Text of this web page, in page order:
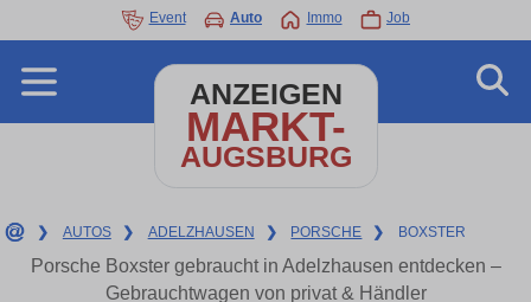
Event Auto Immo Job
ANZEIGEN
MARKT-
AUGSBURG
❯ AUTOS ❯ ADELZHAUSEN ❯ PORSCHE ❯ BOXSTER
Porsche Boxster gebraucht in Adelzhausen entdecken –
Gebrauchtwagen von privat & Händler